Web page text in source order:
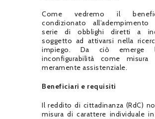
Come vedremo il
condizionato
serie di obblighi diretti a
soggetto ad attivarsi nella
impiego. Da ciò emerge
inconfigurabilità come
meramente assistenziale.
Beneficiari e requisiti
Il reddito di cittadinanza (RdC)
misura di carattere individuale